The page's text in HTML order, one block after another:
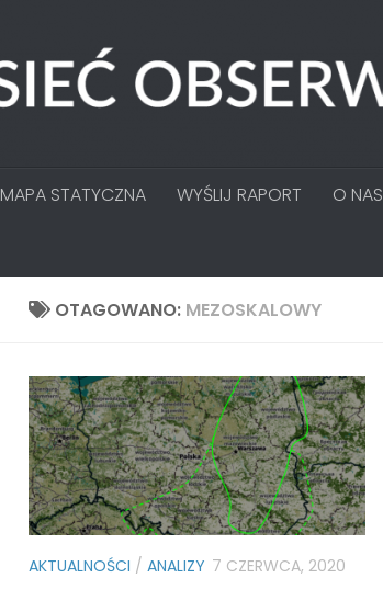
MAPA STATYCZNA WYŚLIJ RAPORT O NAS
OTAGOWANO: MEZOSKALOWY
AKTUALNOŚCI / ANALIZY 7 CZERWCA, 2020